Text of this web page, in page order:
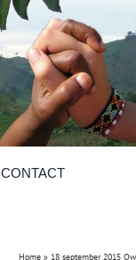
CONTACT
Home » 18 september 2015